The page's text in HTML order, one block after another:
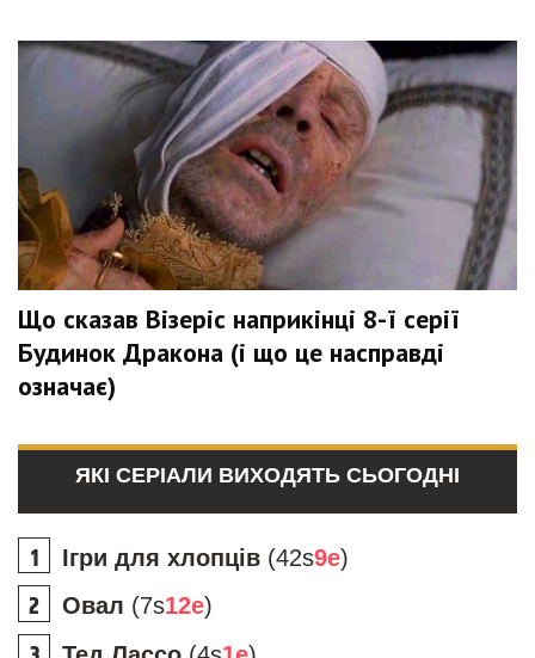
Що сказав Візеріс наприкінці 8-ї серії
Будинок Дракона (і що це насправді
означає)
ЯКІ СЕРІАЛИ ВИХОДЯТЬ СЬОГОДНІ
Ігри для хлопців (42s9e)
Овал (7s12e)